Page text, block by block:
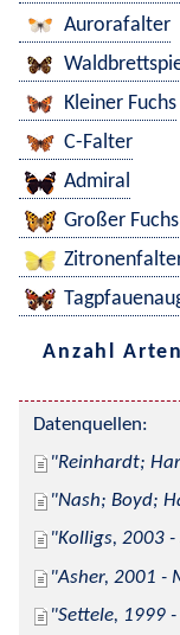
Aurorafalter
Kleiner Fuchs
C-Falter
Admiral
Großer Fuchs
Anzahl Arten
Datenquellen:
Reinhardt;
Nash; Boyd;
Kolligs, 2003
Asher, 2001 -
Settele, 1999